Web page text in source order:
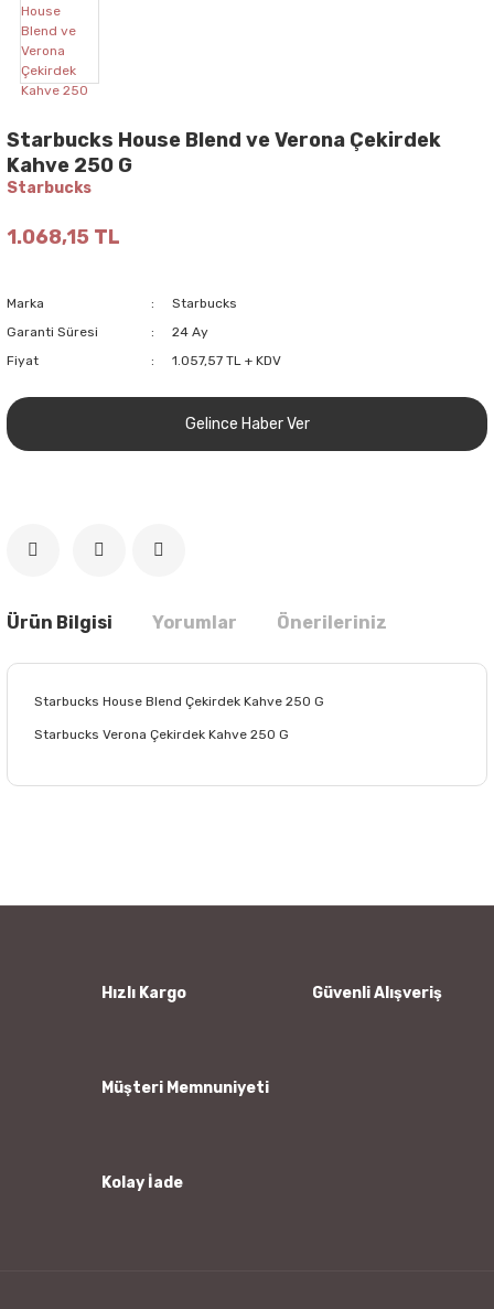
Starbucks House Blend ve Verona Çekirdek
Kahve 250 G
Starbucks
1.068,15 TL
Marka
Starbucks
Garanti Süresi
24 Ay
Fiyat
1.057,57 TL + KDV
Gelince Haber Ver
Ürün Bilgisi Yorumlar Önerileriniz
Starbucks House Blend Çekirdek Kahve 250 G
Starbucks Verona Çekirdek Kahve 250 G
Ürün bilgilerinde hatalar bulunuyor.
Hızlı Kargo Güvenli Alışveriş
Müşteri Memnuniyeti
Kolay İade